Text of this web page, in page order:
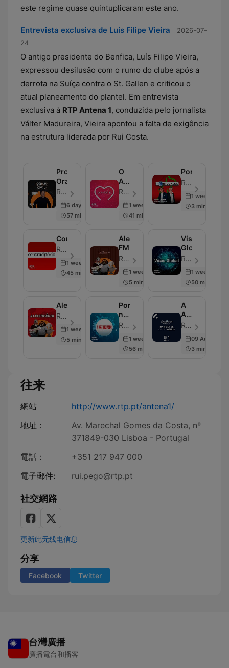
este regime quase quintuplicaram este ano.
Entrevista exclusiva de Luís Filipe Vieira
2026-07-
24
O antigo presidente do Benfica, Luís Filipe Vieira,
expressou desilusão com o rumo do clube após a
derrota na Suíça contra o St. Gallen e criticou o
atual planeamento do plantel. Em entrevista
exclusiva à RTP Antena 1, conduzida pelo jornalista
Válter Madureira, Vieira apontou a falta de exigência
na estrutura liderada por Rui Costa.
Prova
Oral
RTP Antena 3 - 單集 100
6 days ago
57 min
O
Amor
éRTP Antena 1 - 單集 100
1 week ago
41 min
Portugalex
RTP Antena 1 - 單集 100
1 week ago
3 min
Contraditório
RTP Antena 1 - 單集 100
1 week ago
45 min
Aleixo
FM
RTP Antena 3 - 單集 100
1 week ago
5 min
Visão
Global
RTP Antena 1 - 單集 100
1 week ago
50 min
Aleixopédia
RTP Antena 3 - 單集 100
1 week ago
5 min
Portugueses
no
Mundo
RTP Antena 1 - 單集 100
1 week ago
56 min
A
Antena
1
Rota
de
RTP - Rádio e Televisão de Portugal - Antena1 - 單集 11
09 Aug 2019
3 min
往来
網站
http://www.rtp.pt/antena1/
地址：
Av. Marechal Gomes da Costa, nº
371849-030 Lisboa - Portugal
電話：
+351 217 947 000
電子郵件:
rui.pego@rtp.pt
社交網路
更新此无线电信息
分享
Facebook Twitter
台灣廣播
廣播電台和播客